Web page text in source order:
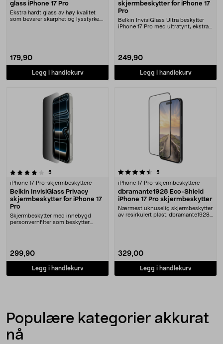
glass iPhone 17 Pro
Ekstra hardt glass av høy kvalitet
som bevarer skarphet og lysstyrke.
179,90
Legg i handlekurv
skjermbeskytter for iPhone 17
Pro
Belkin InvisiGlass Ultra beskytter
iPhone 17 Pro med ultratynt, ekstra
249,90
Legg i handlekurv
5
iPhone 17 Pro-skjermbeskyttere
Belkin InvisiGlass Privacy
skjermbeskytter for iPhone 17
Pro
Skjermbeskytter med innebygd
personvernfilter som beskytter
299,90
Legg i handlekurv
4.5 av 5 stjerner 5
iPhone 17 Pro-skjermbeskyttere
dbramante1928 Eco-Shield
iPhone 17 Pro skjermbeskytter
Nærmest uknuselig skjermbeskytter
av resirkulert plast. dbramante1928
329,00
Legg i handlekurv
Populære kategorier akkurat
nå